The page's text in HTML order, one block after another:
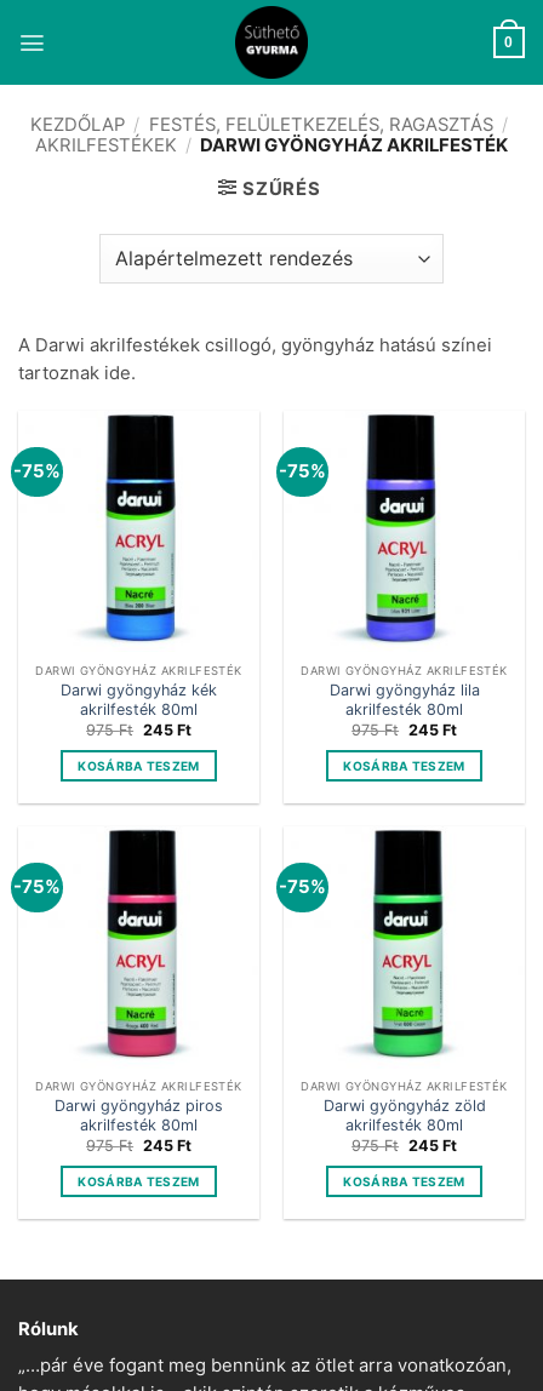
0
KEZDŐLAP / FESTÉS, FELÜLETKEZELÉS, RAGASZTÁS /
AKRILFESTÉKEK / DARWI GYÖNGYHÁZ AKRILFESTÉK
SZŰRÉS
A Darwi akrilfestékek csillogó, gyöngyház hatású színei
tartoznak ide.
-75%
DARWI GYÖNGYHÁZ AKRILFESTÉK
Darwi gyöngyház kék
akrilfesték 80ml
975Ft Original
was:
975 Ft.
245 FtCurrent
is:
245 Ft.
KOSÁRBA TESZEM
-75%
DARWI GYÖNGYHÁZ AKRILFESTÉK
Darwi gyöngyház lila
akrilfesték 80ml
975Ft Original
was:
975 Ft.
245 FtCurrent
is:
245 Ft.
KOSÁRBA TESZEM
-75%
DARWI GYÖNGYHÁZ AKRILFESTÉK
Darwi gyöngyház piros
akrilfesték 80ml
975Ft Original
was:
975 Ft.
245 FtCurrent
is:
245 Ft.
KOSÁRBA TESZEM
-75%
DARWI GYÖNGYHÁZ AKRILFESTÉK
Darwi gyöngyház zöld
akrilfesték 80ml
975Ft Original
was:
975 Ft.
245 FtCurrent
is:
245 Ft.
KOSÁRBA TESZEM
Rólunk
„…pár éve fogant meg bennünk az ötlet arra vonatkozóan,